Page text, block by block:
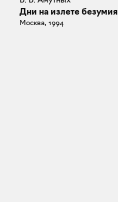
Дни на излете безумия
Москва, 1994